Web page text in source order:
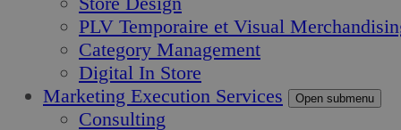
PLV Temporaire et Visual
Category Management
Digital In Store
Marketing Execution Services
Open submenu
Consulting